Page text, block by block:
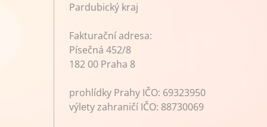
Pardubický kraj
Fakturační adresa:
Písečná 452/8
182 00 Praha 8
prohlídky Prahy IČO: 69323950
výlety zahraničí IČO: 88730069